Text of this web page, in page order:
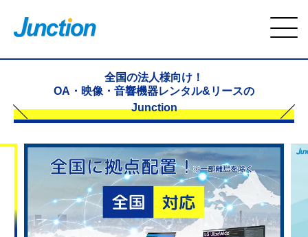
全国の法人様向け！
OA・映像・音響機器レンタル&リースの
Junction